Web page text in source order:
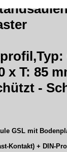
x T: 85
-
GSL mit
Kontakt) + DIN-